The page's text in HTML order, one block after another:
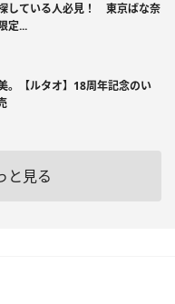
探している人必見！ 東京ばな奈
定...
。【ルタオ】18周年記念のい
と見る